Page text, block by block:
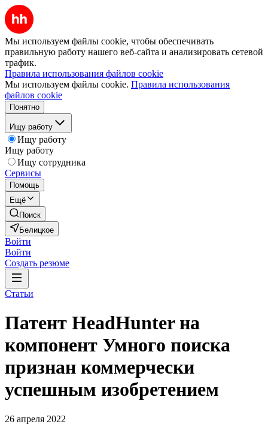
Мы используем файлы cookie, чтобы обеспечивать
правильную работу нашего веб-сайта и анализировать сетевой
трафик.
Правила использования файлов cookie
Мы используем файлы cookie. Правила использования
файлов cookie
Понятно
Ищу работу
Ищу работу
Ищу работу
Ищу сотрудника
Сервисы
Помощь
Ещё
Поиск
Белицкое
Войти
Войти
Создать резюме
Статьи
Патент HeadHunter на
компонент Умного поиска
признан коммерчески
успешным изобретением
26 апреля 2022